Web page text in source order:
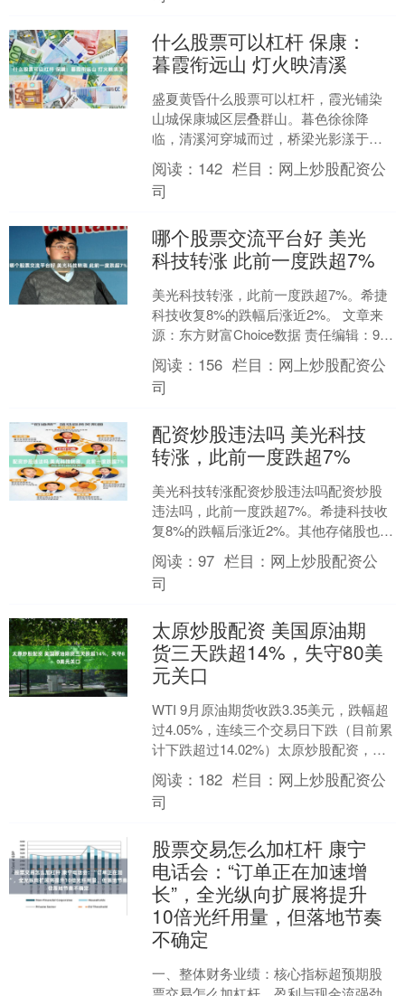
什么股票可以杠杆 保康：
暮霞衔远山 灯火映清溪
盛夏黄昏什么股票可以杠杆，霞光铺染
山城保康城区层叠群山。暮色徐徐降
临，清溪河穿城而过，桥梁光影漾于碧
波之上。城区灯火次第点亮，沿河运动
场流光璀璨，暮色晚霞、青山....
阅读： 142 栏目： 网上炒股配资公
司
哪个股票交流平台好 美光
科技转涨 此前一度跌超7%
美光科技转涨，此前一度跌超7%。希捷
科技收复8%的跌幅后涨近2%。 文章来
源：东方财富Choice数据 责任编辑：98
郑重声明：东方财富发布此内容旨在传
播更多....
阅读： 156 栏目： 网上炒股配资公
司
配资炒股违法吗 美光科技
转涨，此前一度跌超7%
美光科技转涨配资炒股违法吗配资炒股
违法吗，此前一度跌超7%。希捷科技收
复8%的跌幅后涨近2%。其他存储股也大
幅收窄跌幅。....
阅读：97 栏目： 网上炒股配资公
司
太原炒股配资 美国原油期
货三天跌超14%，失守80美
元关口
WTI 9月原油期货收跌3.35美元，跌幅超
过4.05%，连续三个交易日下跌（目前累
计下跌超过14.02%）太原炒股配资，报
79.26美元/桶，为7月16日以来....
阅读： 182 栏目： 网上炒股配资公
司
股票交易怎么加杠杆 康宁
电话会：“订单正在加速增
长”，全光纵向扩展将提升
10倍光纤用量，但落地节奏
不确定
一、整体财务业绩：核心指标超预期股